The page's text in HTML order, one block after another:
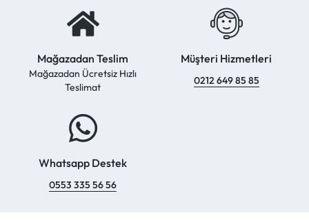
Mağazadan Teslim
Mağazadan Ücretsiz Hızlı
Teslimat
Müşteri Hizmetleri
0212 649 85 85
Whatsapp Destek
0553 335 56 56